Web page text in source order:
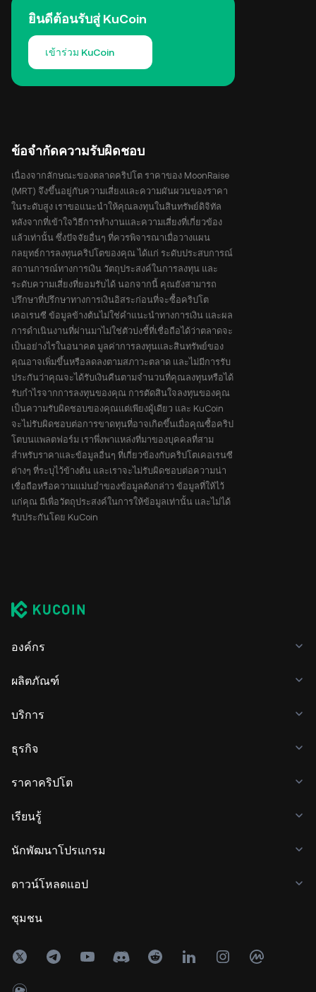
ยินดีต้อนรับสู่ KuCoin
เข้าร่วม KuCoin
ข้อจำกัดความรับผิดชอบ
เนื่องจากลักษณะของตลาดคริปโต ราคาของ MoonRaise
(MRT) จึงขึ้นอยู่กับความเสี่ยงและความผันผวนของราคา
ในระดับสูง เราขอแนะนำให้คุณลงทุนในสินทรัพย์ดิจิทัล
หลังจากที่เข้าใจวิธีการทำงานและความเสี่ยงที่เกี่ยวข้อง
แล้วเท่านั้น ซึ่งปัจจัยอื่นๆ ที่ควรพิจารณาเมื่อวางแผน
กลยุทธ์การลงทุนคริปโตของคุณ ได้แก่ ระดับประสบการณ์
สถานการณ์ทางการเงิน วัตถุประสงค์ในการลงทุน และ
ระดับความเสี่ยงที่ยอมรับได้ นอกจากนี้ คุณยังสามารถ
ปรึกษาที่ปรึกษาทางการเงินอิสระก่อนที่จะซื้อคริปโต
เคอเรนซี ข้อมูลข้างต้นไม่ใช่คำแนะนำทางการเงิน และผล
การดำเนินงานที่ผ่านมาไม่ใช่ตัวบ่งชี้ที่เชื่อถือได้ว่าตลาดจะ
เป็นอย่างไรในอนาคต มูลค่าการลงทุนและสินทรัพย์ของ
คุณอาจเพิ่มขึ้นหรือลดลงตามสภาวะตลาด และไม่มีการรับ
ประกันว่าคุณจะได้รับเงินคืนตามจำนวนที่คุณลงทุนหรือได้
รับกำไรจากการลงทุนของคุณ การตัดสินใจลงทุนของคุณ
เป็นความรับผิดชอบของคุณแต่เพียงผู้เดียว และ KuCoin
จะไม่รับผิดชอบต่อการขาดทุนที่อาจเกิดขึ้นเมื่อคุณซื้อคริป
โตบนแพลตฟอร์ม เราพึ่งพาแหล่งที่มาของบุคคลที่สาม
สำหรับราคาและข้อมูลอื่นๆ ที่เกี่ยวข้องกับคริปโตเคอเรนซี
ต่างๆ ที่ระบุไว้ข้างต้น และเราจะไม่รับผิดชอบต่อความน่า
เชื่อถือหรือความแม่นยำของข้อมูลดังกล่าว ข้อมูลที่ให้ไว้
แก่คุณ มีเพื่อวัตถุประสงค์ในการให้ข้อมูลเท่านั้น และไม่ได้
รับประกันโดย KuCoin
องค์กร
ผลิตภัณฑ์
บริการ
ธุรกิจ
ราคาคริปโต
เรียนรู้
นักพัฒนาโปรแกรม
ดาวน์โหลดแอป
ชุมชน